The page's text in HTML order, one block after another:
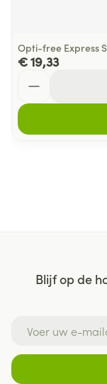
Opti-free Express
€ 19,33
Blijf op de